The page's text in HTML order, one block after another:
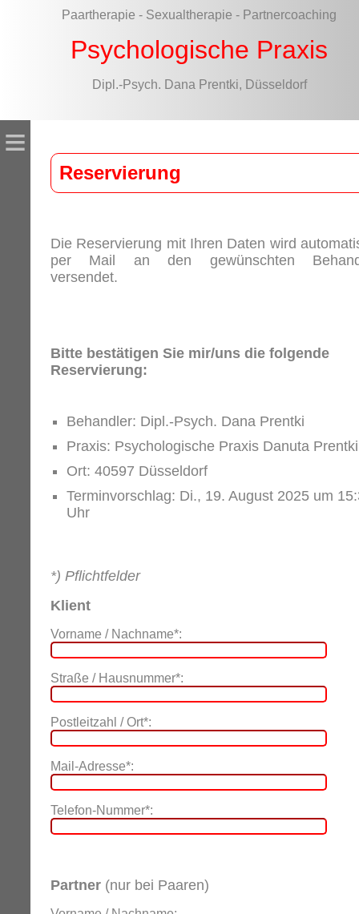
Paartherapie - Sexualtherapie - Partnercoaching
Psychologische Praxis
Dipl.-Psych. Dana Prentki, Düsseldorf
≡
Reservierung
Die Reservierung mit Ihren Daten wird
per Mail an den gewünschten
versendet.
Bitte bestätigen Sie mir/uns die folgende
Reservierung:
Behandler: Dipl.-Psych. Dana Prentki
Praxis: Psychologische Praxis Danuta Prentki
Ort: 40597 Düsseldorf
Terminvorschlag: Di., 19. August 2025 um
Uhr
*) Pflichtfelder
Klient
Vorname / Nachname*:
Straße / Hausnummer*:
Postleitzahl / Ort*:
Mail-Adresse*:
Telefon-Nummer*:
Partner (nur bei Paaren)